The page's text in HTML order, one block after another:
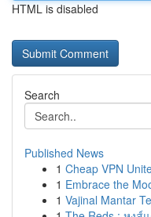
HTML is disabled
Search
Published News
1 Cheap VPN
1 Embrace the
1 Vajinal Mantar